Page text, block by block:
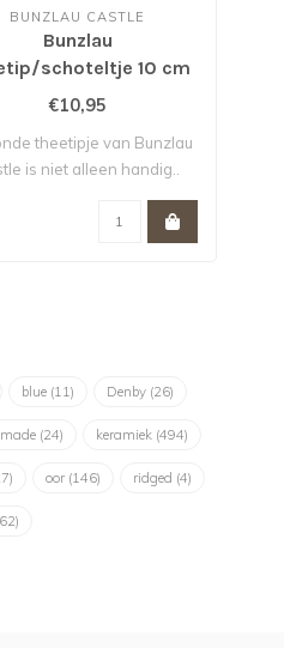
BUNZLAU CASTLE
Bunzlau
schoteltje 10 cm
theezakje Hearts
€10,95
theetipje van Bunzlau
is niet alleen handig..
blue (11) Denby (26)
(24) keramiek (494)
oor (146) ridged (4)